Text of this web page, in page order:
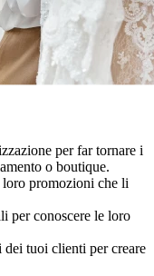
per far tornare i
o boutique.
promozioni che li
per conoscere le loro
tuoi clienti per creare